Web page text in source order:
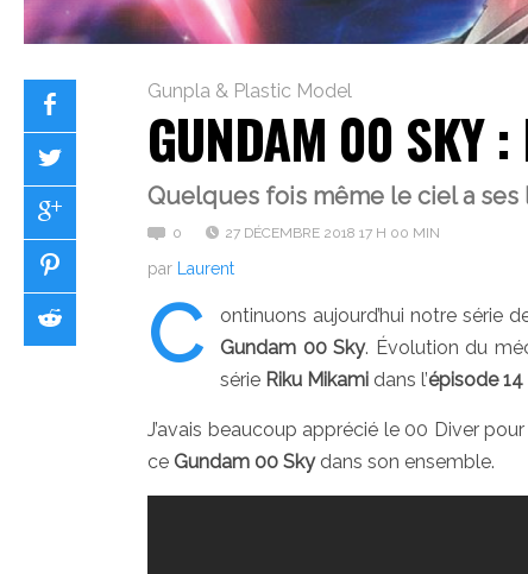
Gunpla & Plastic Model
GUNDAM 00 SKY :
Quelques fois même le ciel a ses
0 27 DÉCEMBRE 2018 17 H 00 MIN
par Laurent
C ontinuons aujourd’hui notre série
Gundam 00 Sky. Évolution du
série Riku Mikami dans l’épisode
J’avais beaucoup apprécié le 00 Diver
ce Gundam 00 Skydans son ensemble.